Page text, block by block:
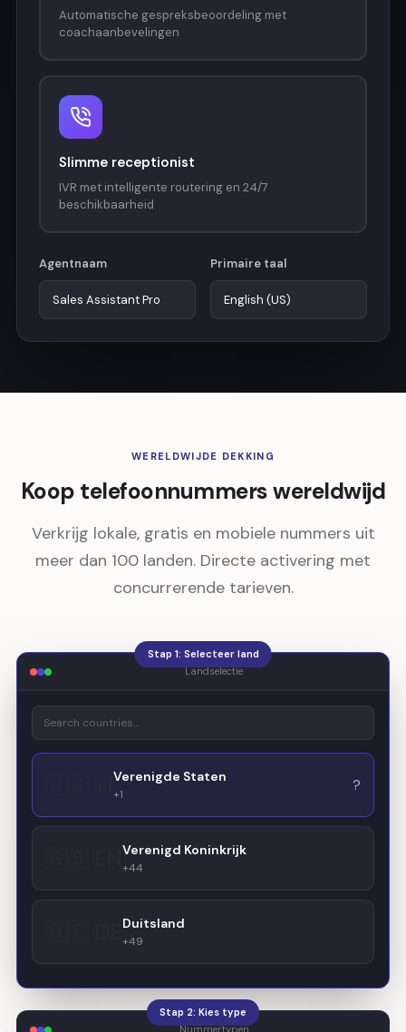
Automatische gespreksbeoordeling met
coachaanbevelingen
Slimme receptionist
IVR met intelligente routering en 24/7
beschikbaarheid
Agentnaam Primaire taal
WERELDWIJDE DEKKING
Koop telefoonnummers wereldwijd
Verkrijg lokale, gratis en mobiele nummers uit
meer dan 100 landen. Directe activering met
concurrerende tarieven.
Stap 1: Selecteer land
Landselectie
Verenigde Staten
+1 ?
Verenigd Koninkrijk
+44
Duitsland
+49
Stap 2: Kies type
Nummertypen